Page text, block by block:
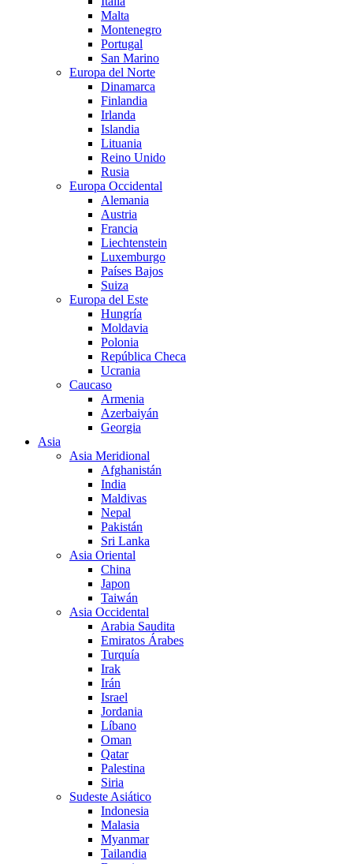
Malta
Montenegro
Portugal
San Marino
Europa del Norte
Dinamarca
Finlandia
Irlanda
Islandia
Lituania
Reino Unido
Rusia
Europa Occidental
Alemania
Austria
Francia
Liechtenstein
Luxemburgo
Países Bajos
Suiza
Europa del Este
Hungría
Moldavia
Polonia
República Checa
Ucrania
Caucaso
Armenia
Azerbaiyán
Georgia
Asia
Asia Meridional
Afghanistán
India
Maldivas
Nepal
Pakistán
Sri Lanka
Asia Oriental
China
Japon
Taiwán
Asia Occidental
Arabia Saudita
Emiratos Árabes
Turquía
Irak
Irán
Israel
Jordania
Líbano
Oman
Qatar
Palestina
Siria
Sudeste Asiático
Indonesia
Malasia
Myanmar
Tailandia